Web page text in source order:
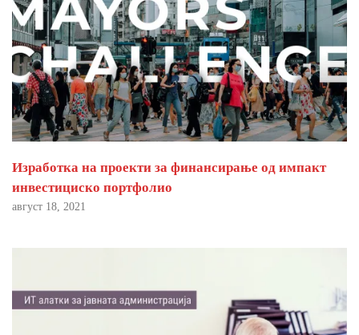
Изработка на проекти за финансирање од импакт
инвестициско портфолио
август 18, 2021